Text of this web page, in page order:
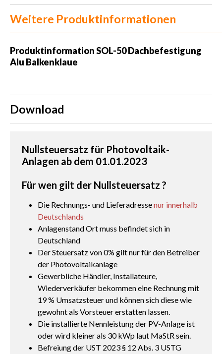
Weitere Produktinformationen
ProduktinformationSOL-50 Dachbefestigung
Alu Balkenklaue
Download
Nullsteuersatz für Photovoltaik-
Anlagen ab dem 01.01.2023
Für wen gilt der Nullsteuersatz ?
Die Rechnungs- und Lieferadressenur innerhalb
Deutschlands
Anlagenstand Ort muss befindet sich in
Deutschland
Der Steuersatz von 0% gilt nur für den Betreiber
der Photovoltaikanlage
Gewerbliche Händler, Installateure,
Wiederverkäufer bekommen eine Rechnung mit
19 % Umsatzsteuer und können sich diese wie
gewohnt als Vorsteuer erstatten lassen.
Die installierte Nennleistung der PV-Anlage ist
oder wird kleiner als 30 kWp laut MaStR sein.
Befreiung der UST 2023 § 12 Abs. 3 USTG